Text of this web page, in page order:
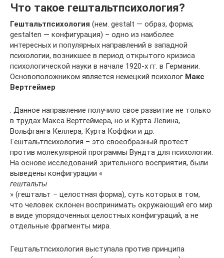
Что такое гештальтпсихология?
Гештальтпсихология (нем. gestalt — образ, форма;
gestalten — конфигурация) – одно из наиболее
интересных и популярных направлений в западной
психологии, возникшее в период открытого кризиса
психологической науки в начале 1920-х гг. в Германии.
Основоположником является немецкий психолог Макс
Вертгеймер
. Данное направление получило свое развитие не только
в трудах Макса Вертгеймера, но и Курта Левина,
Вольфганга Келлера, Курта Коффки и др.
Гештальтпсихология – это своеобразный протест
против молекулярной программы Вундта для психологии.
На основе исследований зрительного восприятия, были
выведены конфигурации «
гештальты
» (гештальт – целостная форма), суть которых в том,
что человек склонен воспринимать окружающий его мир
в виде упорядоченных целостных конфигураций, а не
отдельные фрагменты мира.
Гештальтпсихология выступала против принципа